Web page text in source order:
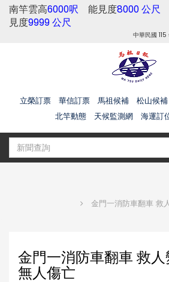
南竿雲高6000呎 能見度8000 公尺
見度9999 公尺
中華民國
立榮訂票 華信訂票 馬祖候補 松山候補
北竿動態
天候監測網 海運訂
金門一消防車翻車 救
金門一消防車翻車 救
無人傷亡